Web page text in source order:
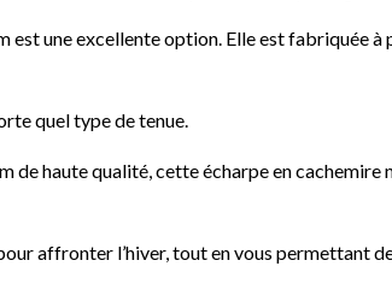
une excellente option. Elle est fabriquée
quel type de tenue.
de haute qualité, cette écharpe en
affronter l’hiver, tout en vous permettant